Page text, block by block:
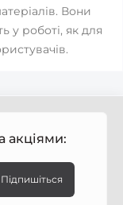
Вони
у роботі, як для
акціями:
Підпишіться